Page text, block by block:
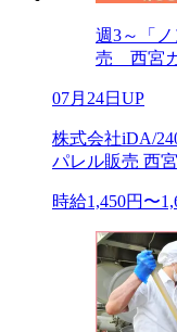
週3～「
売 西宮
07月24日UP
株式会社iDA/
パレル販売 西
時給1,450円〜